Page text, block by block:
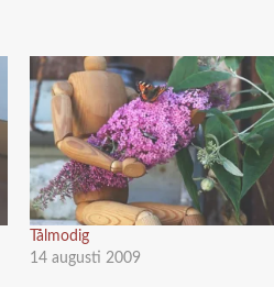
Tålmodig
14 augusti 2009